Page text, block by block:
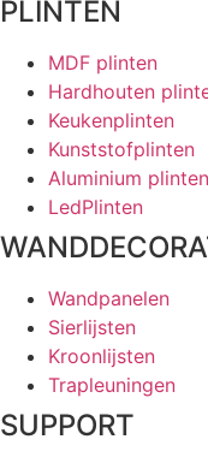
PLINTEN
MDF plinten
Hardhouten
Keukenplinten
Kunststofplinten
Aluminium plinten
LedPlinten
Wandpanelen
Sierlijsten
Kroonlijsten
Trapleuningen
SUPPORT